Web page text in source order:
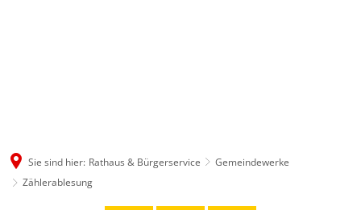
Sie sind hier: Rathaus & Bürgerservice
Gemeindewerke
Zählerablesung